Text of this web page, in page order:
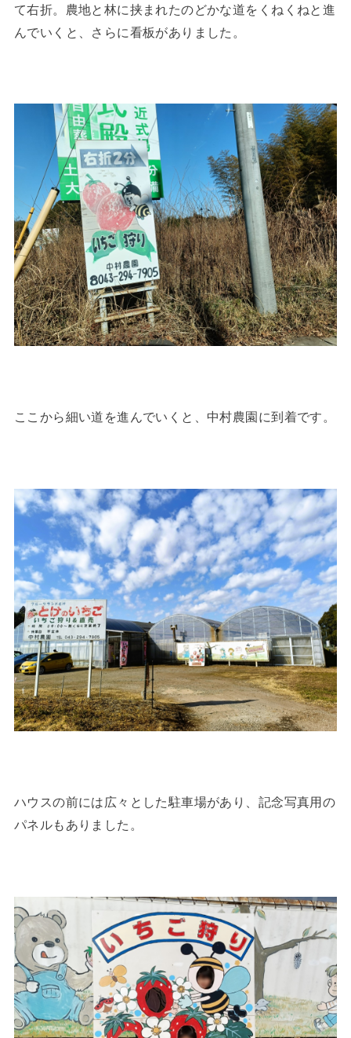
て右折。農地と林に挟まれたのどかな道をくねくねと進
んでいくと、さらに看板がありました。
ここから細い道を進んでいくと、中村農園に到着です。
ハウスの前には広々とした駐車場があり、記念写真用の
パネルもありました。